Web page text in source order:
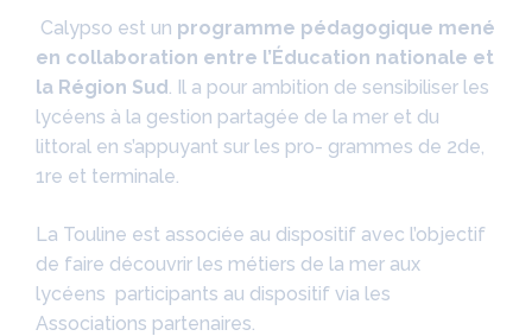
Calypso est un programme pédagogique mené
en collaboration entre l’Éducation nationale et
la Région Sud. Il a pour ambition de sensibiliser les
lycéens à la gestion partagée de la mer et du
littoral en s’appuyant sur les pro- grammes de 2de,
1re et terminale.
La Touline est associée au dispositif avec l’objectif
de faire découvrir les métiers de la mer aux
lycéens participants au dispositif via les
Associations partenaires.